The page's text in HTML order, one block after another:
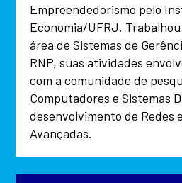
Empreendedorismo pelo
Economia/UFRJ.
área de Sistemas de
RNP, suas atividades
com a comunidade de
Computadores e Sistemas
desenvolvimento de Redes
Avançadas.